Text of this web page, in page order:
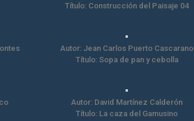
Título: Construcción del Paisaje 04
Autor: Jean Carlos Puerto Cascarano
Título: Sopa de pan y cebolla
Autor: David Martínez Calderón
Título: La caza del Gamusino